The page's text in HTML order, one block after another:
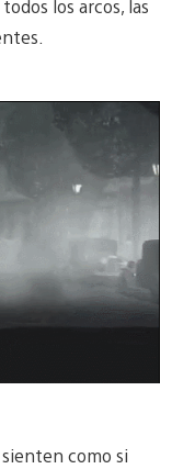
los arcos, las
como si